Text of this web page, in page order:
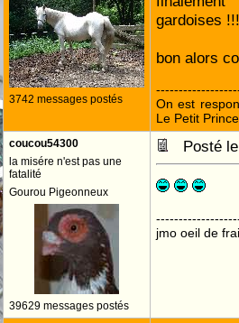
3742 messages postés
gardoises
bon alors
On est
Le Petit
coucou54300
la misére n'est pas une
fatalité
Gourou Pigeonneux
39629 messages postés
Posté
jmo oeil de